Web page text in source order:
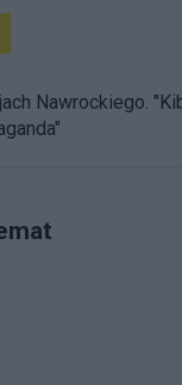
Nawrockiego.